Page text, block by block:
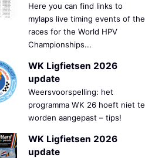
Here you can find links to
mylaps live timing events of the
races for the World HPV
Championships...
WK Ligfietsen 2026
update
Weersvoorspelling: het
programma WK 26 hoeft niet te
worden aangepast – tips!
WK Ligfietsen 2026
update